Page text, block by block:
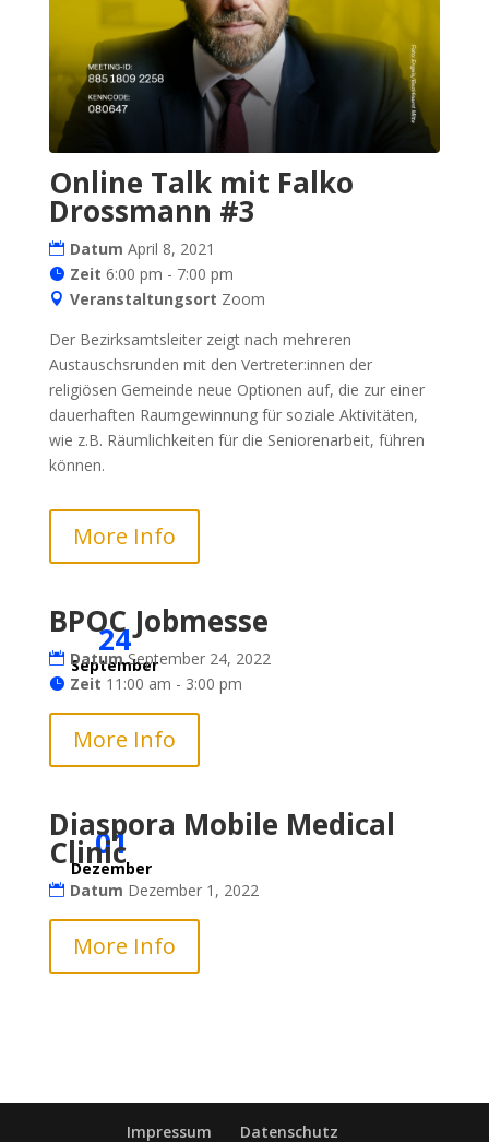
Online Talk mit Falko
Drossmann #3
Datum April 8, 2021
Zeit 6:00 pm - 7:00 pm
Veranstaltungsort Zoom
Der Bezirksamtsleiter zeigt nach mehreren
Austauschsrunden mit den Vertreter:innen der
religiösen Gemeinde neue Optionen auf, die zur einer
dauerhaften Raumgewinnung für soziale Aktivitäten,
wie z.B. Räumlichkeiten für die Seniorenarbeit, führen
können.
More Info
24
September
BPOC Jobmesse
DatumSeptember 24, 2022
Zeit 11:00 am - 3:00 pm
More Info
01
Dezember
Diaspora Mobile Medical
Clinic
Datum Dezember 1, 2022
More Info
Impressum Datenschutz